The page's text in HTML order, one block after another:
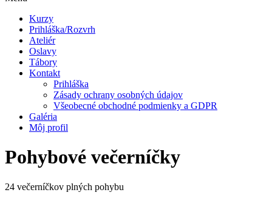
Kurzy
Prihláška/Rozvrh
Ateliér
Oslavy
Tábory
Kontakt
Prihláška
Zásady ochrany osobných údajov
Všeobecné obchodné podmienky a GDPR
Galéria
Môj profil
Pohybové večerníčky
24 večerníčkov plných pohybu